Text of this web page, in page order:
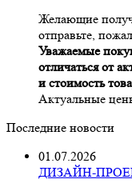
Желающие
отправьте,
Уважаемые
отличаться от
и стоимость
Актуальные
Последние новости
01.07.2026
ДИЗАЙН-